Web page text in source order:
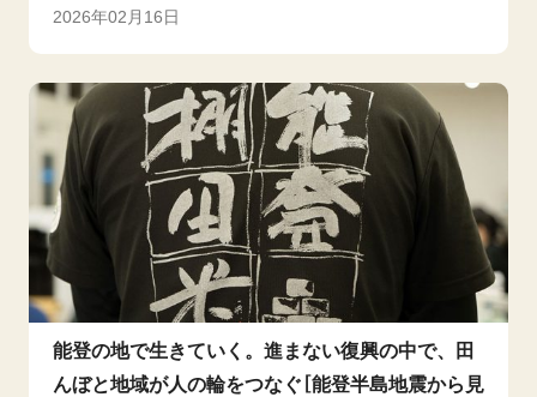
2026年02月16日
能登の地で生きていく。進まない復興の中で、田
んぼと地域が人の輪をつなぐ［能登半島地震から見